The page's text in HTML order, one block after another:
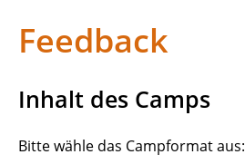
Feedback
Inhalt des Camps
Bitte wähle das Campformat aus: